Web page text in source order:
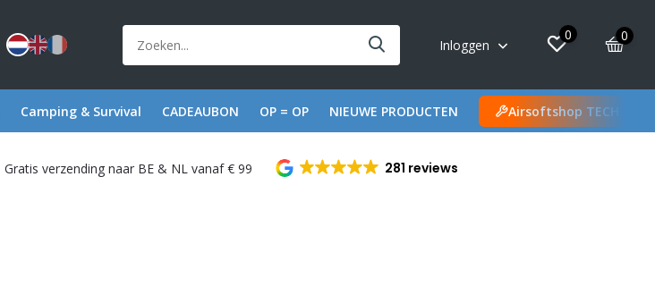
Inloggen
0 0
Camping & Survival CADEAUBON OP = OP NIEUWE PRODUCTEN Airsoftshop TECH
Gratis verzending naar BE & NL vanaf € 99 281 reviews